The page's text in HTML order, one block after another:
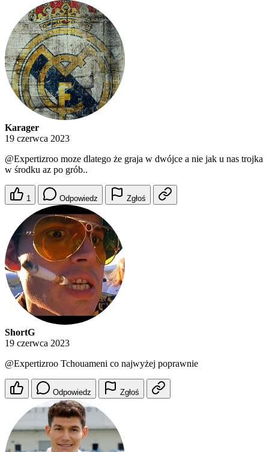
Karager
19 czerwca 2023
@Expertizroo moze dlatego że graja w dwójce a nie jak u nas trojka
w środku az po grób..
1 Odpowiedz Zgłoś
ShortG
19 czerwca 2023
@Expertizroo Tchouameni co najwyżej poprawnie
Odpowiedz Zgłoś